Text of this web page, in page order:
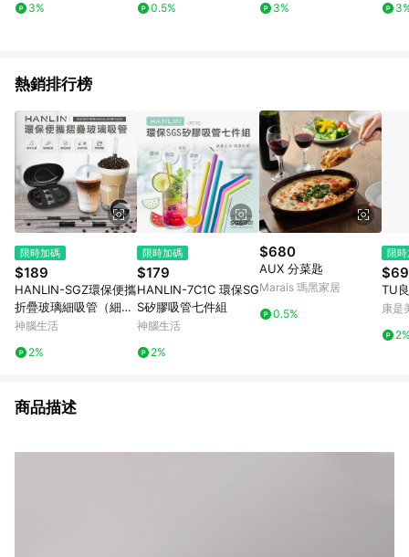
3%
0.5%
3%
熱銷排行榜
限時加碼
$189
HANLIN-SGZ環保便攜
折疊玻璃細吸管（細
管）
神腦生活
2%
限時加碼
$179
HANLIN-7C1C 環保SG
S矽膠吸管七件組
神腦生活
2%
$680
AUX 分菜匙
Marais 瑪黑家居
0.5%
限
$69
TU
康是
商品描述